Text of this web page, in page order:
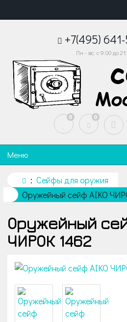
+7(495)
Пн - вс: с 9:00 до
0 0
Меню
Сейфы для оружия
Оружейный сейф AIKO
Оружейный
ЧИРОК 1462